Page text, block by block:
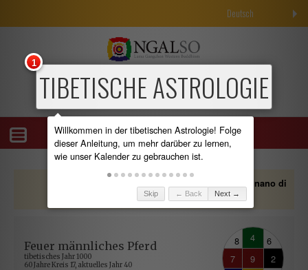
Deutsch
TIBETISCHE ASTROLOGIE
"Albagnano di
8 4
6
7
9
2
Feuer männliches Pferd
tibetisches Jahr 1000
60 Jahre Kreis 17, aktuelles Jahr 40
1
Willkommen in der tibetischen Astrologie! Folge
dieser Anleitung, um mehr darüber zu lernen,
wie unser Kalender zu gebrauchen ist.
Skip ← Back Next →